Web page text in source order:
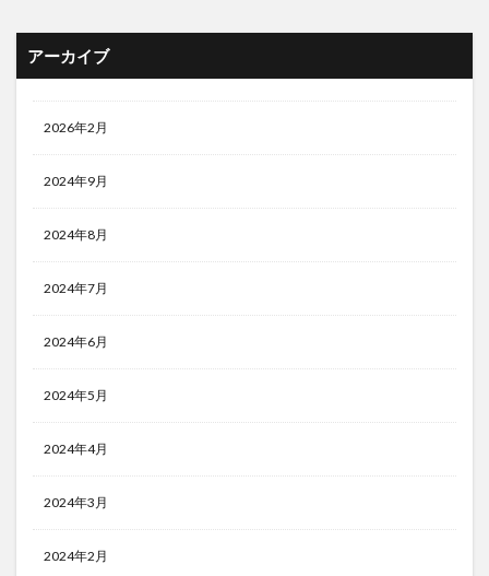
アーカイブ
2026年2月
2024年9月
2024年8月
2024年7月
2024年6月
2024年5月
2024年4月
2024年3月
2024年2月